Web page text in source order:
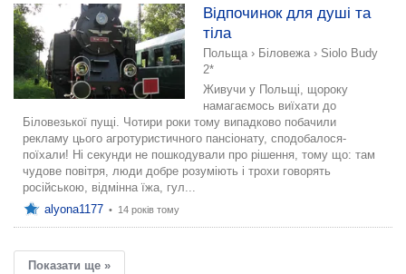
Відпочинок для душі та
тіла
Польща › Біловежа › Siolo Budy
2*
Живучи у Польщі, щороку
намагаємось виїхати до
Біловезької пущі. Чотири роки тому випадково побачили
рекламу цього агротуристичного пансіонату, сподобалося-
поїхали! Ні секунди не пошкодували про рішення, тому що: там
чудове повітря, люди добре розуміють і трохи говорять
російською, відмінна їжа, гул...
alyona1177 • 14 років тому
Показати ще »